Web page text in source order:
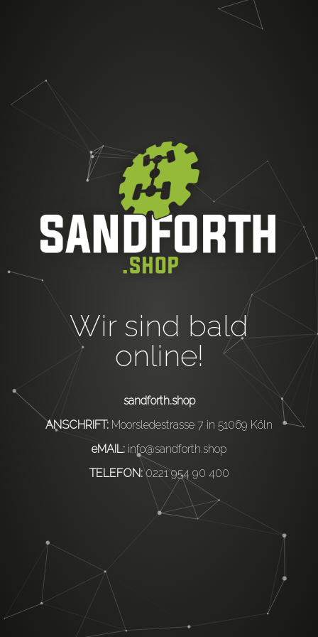
Wir sind bald
online!
sandforth.shop
ANSCHRIFT: Moorsledestrasse 7 in 51069 Köln
eMAIL: info@sandforth.shop
TELEFON:0221 954 90 400